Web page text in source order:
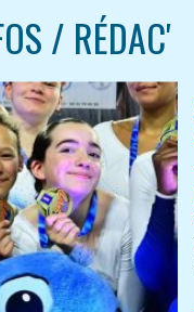
/ RÉDAC'